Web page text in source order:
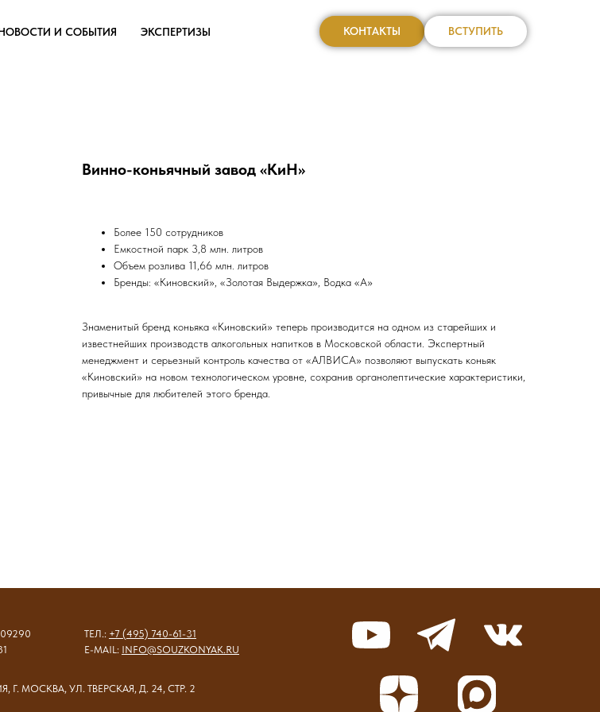
И СОБЫТИЯ ЭКСПЕРТИЗЫ КОНТАКТЫ ВСТУПИТЬ
Винно-коньячный завод «КиН»
Более 150 сотрудников
Емкостной парк 3,8 млн. литров
Объем розлива 11,66 млн. литров
Бренды: «Киновский», «Золотая Выдержка», Водка «А»
Знаменитый бренд коньяка «Киновский» теперь производится на одном из старейших и
известнейших производств алкогольных напитков в Московской области. Экспертный
менеджмент и серьезный контроль качества от «АЛВИСА» позволяют выпускать коньяк
«Киновский» на новом технологическом уровне, сохранив органолептические характеристики,
привычные для любителей этого бренда.
Г. МОСКВА, УЛ. ТВЕРСКАЯ, Д. 24, СТР. 2
ТЕЛ.: +7 (495) 740-61-31
E-MAIL: INFO@SOUZKONYAK.RU